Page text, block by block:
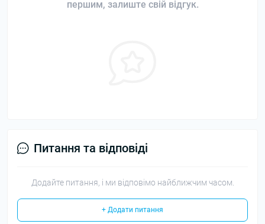
першим, залиште свій відгук.
Питання та відповіді
Додайте питання, і ми відповімо найближчим часом.
+ Додати питання